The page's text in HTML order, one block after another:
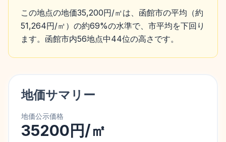
この地点の地価35,200円/㎡は、函館市の平均（約
51,264円/㎡）の約69%の水準で、市平均を下回り
ます。函館市内56地点中44位の高さです。
地価サマリー
地価公示価格
35200円/㎡